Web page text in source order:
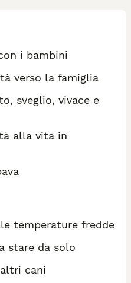
i bambini
verso la famiglia
sveglio, vivace e
alla vita in
temperature fredde
stare da solo
cani